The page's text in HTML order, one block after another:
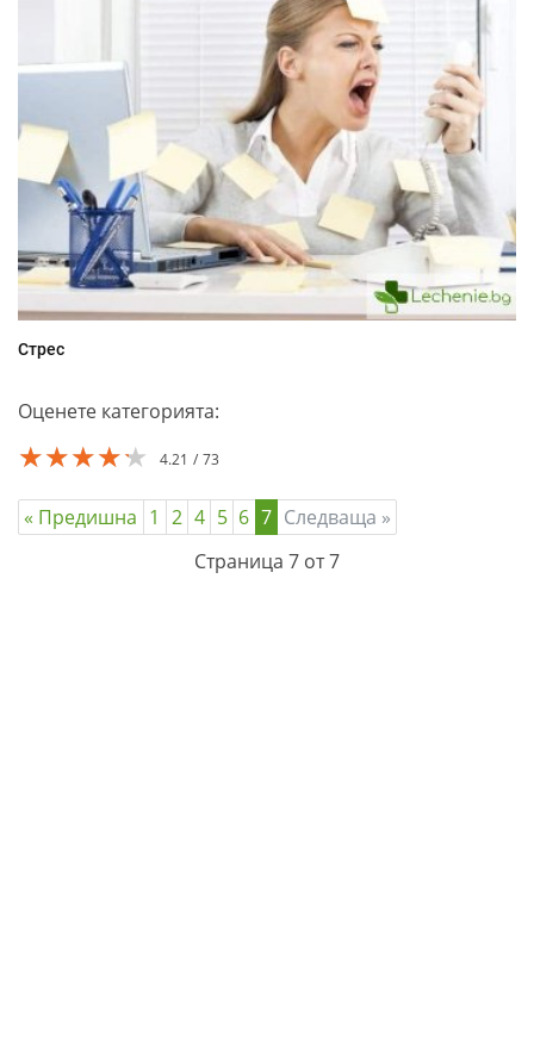
Стрес
Оценете категорията:
★★★★★
★★★★★
★★★★★ 4.21 73
« Предишна 1 2 4 5 6 7 Следваща »
Страница 7 от 7